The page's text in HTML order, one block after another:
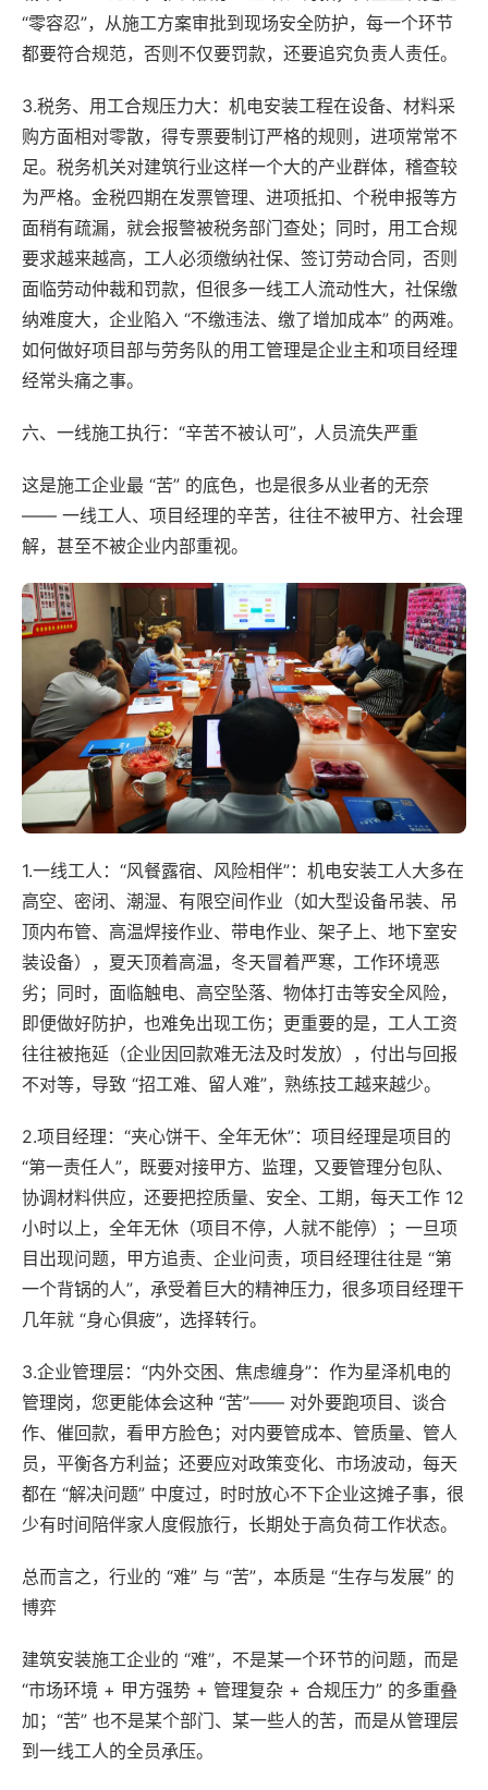
“零容忍”，从施工方案审批到现场安全防护，每一个环节
都要符合规范，否则不仅要罚款，还要追究负责人责任。
3.税务、用工合规压力大：机电安装工程在设备、材料采
购方面相对零散，得专票要制订严格的规则，进项常常不
足。税务机关对建筑行业这样一个大的产业群体，稽查较
为严格。金税四期在发票管理、进项抵扣、个税申报等方
面稍有疏漏，就会报警被税务部门查处；同时，用工合规
要求越来越高，工人必须缴纳社保、签订劳动合同，否则
面临劳动仲裁和罚款，但很多一线工人流动性大，社保缴
纳难度大，企业陷入 “不缴违法、缴了增加成本” 的两难。
如何做好项目部与劳务队的用工管理是企业主和项目经理
经常头痛之事。
六、一线施工执行：“辛苦不被认可”，人员流失严重
这是施工企业最 “苦” 的底色，也是很多从业者的无奈
—— 一线工人、项目经理的辛苦，往往不被甲方、社会理
解，甚至不被企业内部重视。
1.一线工人：“风餐露宿、风险相伴”：机电安装工人大多在
高空、密闭、潮湿、有限空间作业（如大型设备吊装、吊
顶内布管、高温焊接作业、带电作业、架子上、地下室安
装设备），夏天顶着高温，冬天冒着严寒，工作环境恶
劣；同时，面临触电、高空坠落、物体打击等安全风险，
即便做好防护，也难免出现工伤；更重要的是，工人工资
往往被拖延（企业因回款难无法及时发放），付出与回报
不对等，导致 “招工难、留人难”，熟练技工越来越少。
2.项目经理：“夹心饼干、全年无休”：项目经理是项目的
“第一责任人”，既要对接甲方、监理，又要管理分包队、
协调材料供应，还要把控质量、安全、工期，每天工作 12
小时以上，全年无休（项目不停，人就不能停）；一旦项
目出现问题，甲方追责、企业问责，项目经理往往是 “第
一个背锅的人”，承受着巨大的精神压力，很多项目经理干
几年就 “身心俱疲”，选择转行。
3.企业管理层：“内外交困、焦虑缠身”：作为星泽机电的
管理岗，您更能体会这种 “苦”—— 对外要跑项目、谈合
作、催回款，看甲方脸色；对内要管成本、管质量、管人
员，平衡各方利益；还要应对政策变化、市场波动，每天
都在 “解决问题” 中度过，时时放心不下企业这摊子事，很
少有时间陪伴家人度假旅行，长期处于高负荷工作状态。
总而言之，行业的 “难” 与 “苦”，本质是 “生存与发展” 的
博弈
建筑安装施工企业的 “难”，不是某一个环节的问题，而是
“市场环境 + 甲方强势 + 管理复杂 + 合规压力” 的多重叠
加；“苦” 也不是某个部门、某一些人的苦，而是从管理层
到一线工人的全员承压。